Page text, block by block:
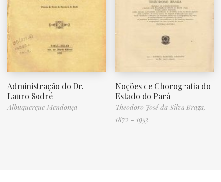
Administração do Dr.
Lauro Sodré
Albuquerque Mendonça
Noções de Chorografia do
Estado do Pará
Theodoro José da Silva Braga,
1872 - 1953